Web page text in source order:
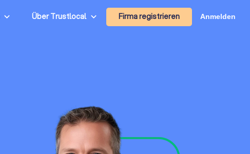
Über Trustlocal Firma registrieren Anmelden